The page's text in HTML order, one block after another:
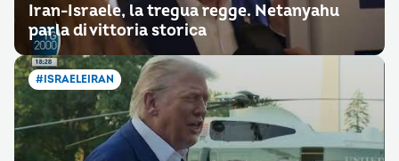
Iran-Israele, la tregua regge. Netanyahu
parla di vittoria storica
#ISRAELEIRAN